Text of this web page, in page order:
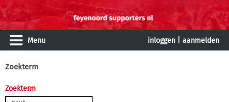
Menu inloggen aanmelden
Zoekterm
Zoekterm